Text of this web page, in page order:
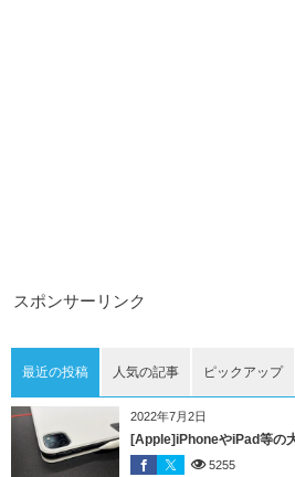
スポンサーリンク
最近の投稿 人気の記事 ピックアップ
2022年7月2日
[Apple]iPhoneやiPad等の
5255